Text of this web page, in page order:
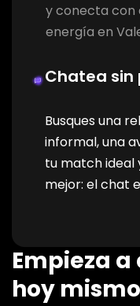
y conecta con
energía en
Chatea sin
Busques una
informal, una
tu match ideal
mejor: el chat
Empieza
hoy mismo